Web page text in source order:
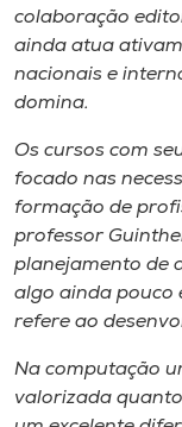
colaboração
ainda atua
nacionais e
domina.
Os cursos com
focado nas
formação de
professor
planejamento de
algo ainda pouco
refere ao
Na computação
valorizada